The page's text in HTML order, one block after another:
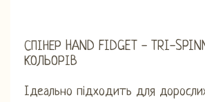
СПІНЕР HAND FIDGET - TRI-
КОЛЬОРІВ
Ідеально підходить для